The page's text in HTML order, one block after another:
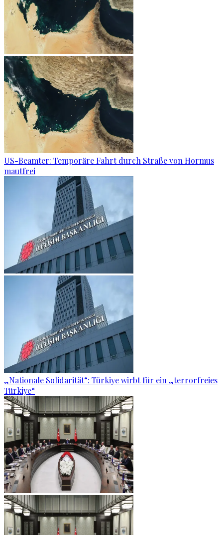
US-Beamter: Temporäre Fahrt durch Straße von Hormus
mautfrei
„Nationale Solidarität“: Türkiye wirbt für ein „terrorfreies
Türkiye“